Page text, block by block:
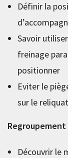
Définir la
Savoir
freinage
positionner
Eviter le
sur le
Découvrir le